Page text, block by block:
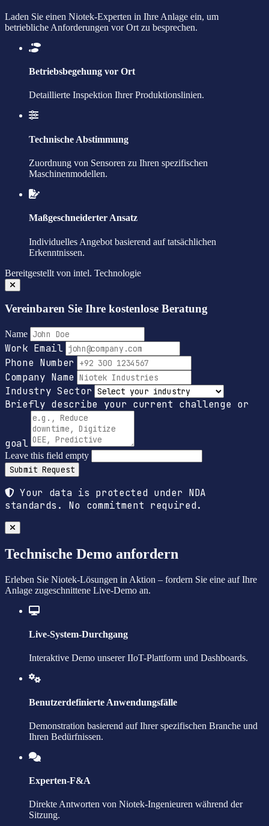
Laden Sie einen Niotek-Experten in Ihre Anlage ein, um
betriebliche Anforderungen vor Ort zu besprechen.
Betriebsbegehung vor Ort
Detaillierte Inspektion Ihrer Produktionslinien.
Technische Abstimmung
Zuordnung von Sensoren zu Ihren spezifischen
Maschinenmodellen.
Maßgeschneiderter Ansatz
Individuelles Angebot basierend auf tatsächlichen
Erkenntnissen.
Bereitgestellt von intel. Technologie
Vereinbaren Sie Ihre kostenlose Beratung
Name
Work Email
Phone Number
Company Name
Industry Sector
Briefly describe your current challenge or
goal
Leave this field empty
Submit Request
Your data is protected under NDA
standards. No commitment required.
Technische Demo anfordern
Erleben Sie Niotek-Lösungen in Aktion – fordern Sie eine auf Ihre
Anlage zugeschnittene Live-Demo an.
Live-System-Durchgang
Interaktive Demo unserer IIoT-Plattform und Dashboards.
Benutzerdefinierte Anwendungsfälle
Demonstration basierend auf Ihrer spezifischen Branche und
Ihren Bedürfnissen.
Experten-F&A
Direkte Antworten von Niotek-Ingenieuren während der
Sitzung.